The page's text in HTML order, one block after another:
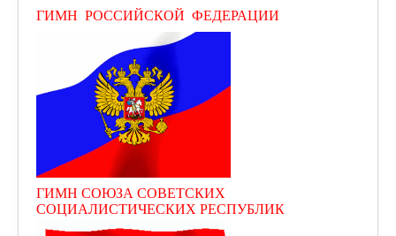
ВИДЕОГАЛЕРЕЯ
КНИГИ ПРОЕКТА
КОНТАКТЫ
ГИМН РОССИЙСКОЙ ФЕДЕРАЦИИ
ГИМН СОЮЗА СОВЕТСКИХ
СОЦИАЛИСТИЧЕСКИХ РЕСПУБЛИК